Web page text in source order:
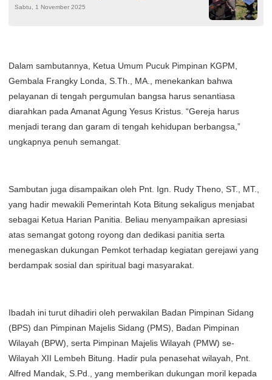
Sabtu, 1 November 2025
Dalam sambutannya, Ketua Umum Pucuk Pimpinan KGPM,
Gembala Frangky Londa, S.Th., MA., menekankan bahwa
pelayanan di tengah pergumulan bangsa harus senantiasa
diarahkan pada Amanat Agung Yesus Kristus. “Gereja harus
menjadi terang dan garam di tengah kehidupan berbangsa,”
ungkapnya penuh semangat.
Sambutan juga disampaikan oleh Pnt. Ign. Rudy Theno, ST., MT.,
yang hadir mewakili Pemerintah Kota Bitung sekaligus menjabat
sebagai Ketua Harian Panitia. Beliau menyampaikan apresiasi
atas semangat gotong royong dan dedikasi panitia serta
menegaskan dukungan Pemkot terhadap kegiatan gerejawi yang
berdampak sosial dan spiritual bagi masyarakat.
Ibadah ini turut dihadiri oleh perwakilan Badan Pimpinan Sidang
(BPS) dan Pimpinan Majelis Sidang (PMS), Badan Pimpinan
Wilayah (BPW), serta Pimpinan Majelis Wilayah (PMW) se-
Wilayah XII Lembeh Bitung. Hadir pula penasehat wilayah, Pnt.
Alfred Mandak, S.Pd., yang memberikan dukungan moril kepada